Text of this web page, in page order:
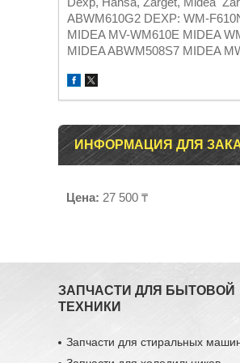
АBWМ610G2 DEXP: WM-
MIDEA MV-WM610E MIDEA
MIDEA ABWM508S7 MIDEA
ИНФОРМАЦИЯ ДЛЯ
Цена: 27 500 ₸
ЗАПЧАСТИ ДЛЯ БЫТОВОЙ
ТЕХНИКИ
Запчасти для стиральных